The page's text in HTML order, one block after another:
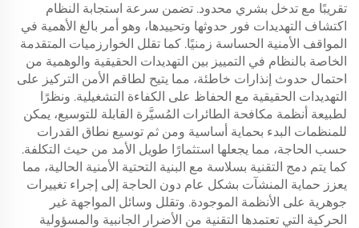
تقريبًا مع تدخل بشري محدود. تضمن سرعة استجابة النظام
اكتشاف التهديدات فور حدوثها وتحييدها، وهو أمر بالغ الأهمية في
المواقف الأمنية الحساسة زمنيًا. كما تقلل الخوارزميات المتقدمة
الخاصة بالنظام في التمييز بين التهديدات الحقيقية والوهمية من
احتمال حدوث إنذارات خاطئة، مما يتيح لطاقم الأمن التركيز على
التهديدات الحقيقية مع الحفاظ على الكفاءة التشغيلية. ونظرًا
لطبيعة أنظمة مكافحة الطائرات المُسيَّرة القابلة للتوسيع، يمكن
للمنظمات البدء بحماية أساسية ومن ثم توسيع نطاق القدرات
حسب الحاجة، مما يجعلها استثمارًا طويل الأمد من حيث التكلفة.
كما يتم دمج التقنية بسلاسة مع البنية التحتية الأمنية الحالية، مما
يعزز حماية المنشآت بشكل عام دون الحاجة إلى إجراء تغييرات
جوهرية على الأنظمة الموجودة. وتقلل وسائل المواجهة غير
الحركية التي تعتمدها التقنية من الأضرار الجانبية والمسؤولية